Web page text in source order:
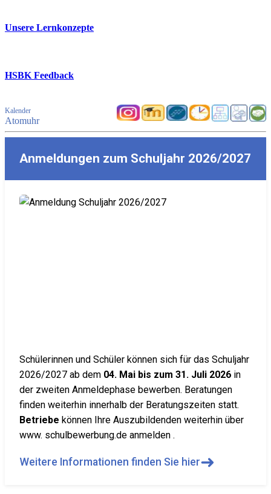
Unsere Lernkonzepte
HSBK Feedback
Kalender
Atomuhr
Anmeldungen zum Schuljahr 2026/2027
Schülerinnen und Schüler können sich für das Schuljahr
2026/2027 ab dem 04. Mai bis zum 31. Juli 2026 in
der zweiten Anmeldephase bewerben. Beratungen
finden weiterhin innerhalb der Beratungszeiten statt.
Betriebe können Ihre Auszubildenden weiterhin über
www. schulbewerbung.de anmelden .
Weitere Informationen finden Sie hier➜